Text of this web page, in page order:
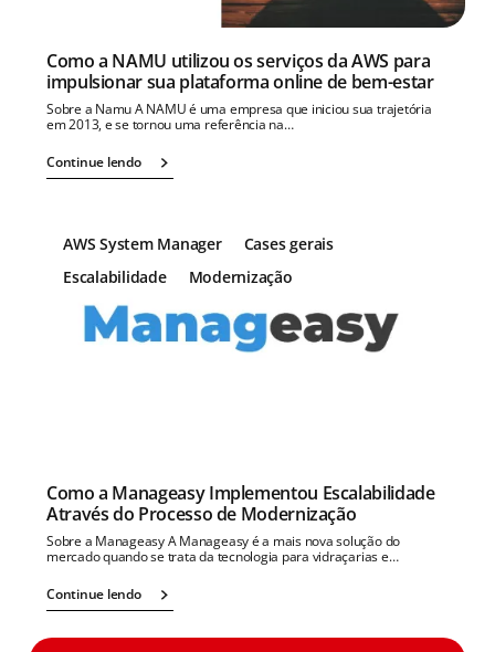
Como a NAMU utilizou os serviços da AWS para
impulsionar sua plataforma online de bem-estar
Sobre a Namu A NAMU é uma empresa que iniciou sua trajetória
em 2013, e se tornou uma referência na…
Continue lendo
AWS System Manager
Cases gerais
Escalabilidade
Modernização
Como a Manageasy Implementou Escalabilidade
Através do Processo de Modernização
Sobre a Manageasy A Manageasy é a mais nova solução do
mercado quando se trata da tecnologia para vidraçarias e…
Continue lendo